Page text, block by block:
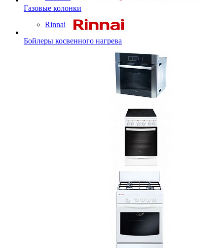
Газовые колонки
Rinnai
Бойлеры косвенного нагрева